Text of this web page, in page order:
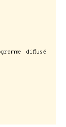
diffusé